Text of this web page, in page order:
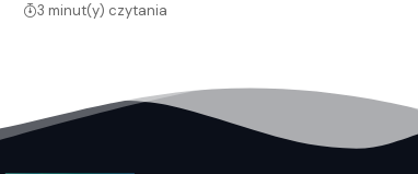
3 minut(y) czytania